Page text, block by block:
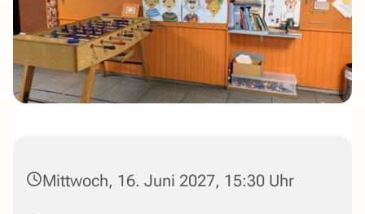
Mittwoch, 16. Juni 2027, 15:30 Uhr